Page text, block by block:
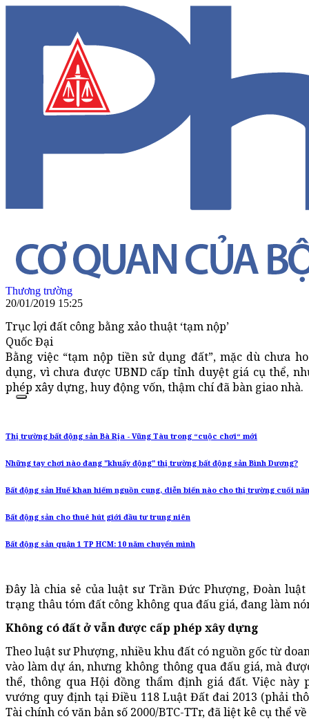
Thương trường
20/01/2019 15:25
Trục lợi đất công bằng xảo thuật ‘tạm nộp’
Quốc Đại
Bằng việc “tạm nộp tiền sử dụng đất”, mặc dù chưa
dụng, vì chưa được UBND cấp tỉnh duyệt giá cụ thể,
phép xây dựng, huy động vốn, thậm chí đã bàn giao nhà.
Thị trường bất động sản Bà Rịa - Vũng Tàu trong “cuộc chơi“ mới
Những tay chơi nào đang "khuấy động" thị trường bất động sản Bình Dương?
Bất động sản Huế khan hiếm nguồn cung, diễn biến nào cho thị trường cuối
Bất động sản cho thuê hút giới đầu tư trung niên
Bất động sản quận 1 TP HCM: 10 năm chuyển mình
Đây là chia sẻ của luật sư Trần Đức Phượng, Đoàn luật
trạng thâu tóm đất công không qua đấu giá, đang làm
Không có đất ở vẫn được cấp phép xây dựng
Theo luật sư Phượng, nhiều khu đất có nguồn gốc từ
vào làm dự án, nhưng không thông qua đấu giá, mà
thể, thông qua Hội đồng thẩm định giá đất. Việc
vướng quy định tại Điều 118 Luật Đất đai 2013 (phải
Tài chính có văn bản số 2000/BTC-TTr, đã liệt kê cụ thể